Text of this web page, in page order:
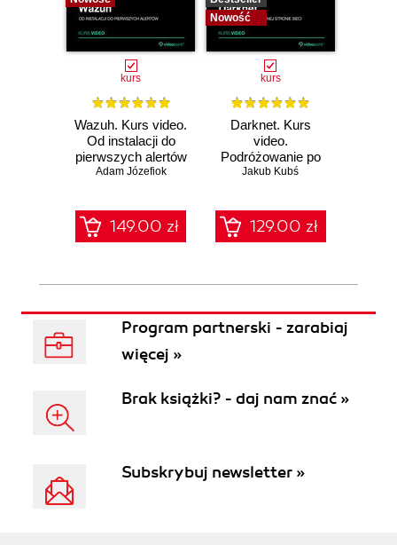
kurs
Wazuh. Kurs video.
Od instalacji do
pierwszych alertów
Adam Józefiok
149.00 zł
Nowość
kurs
Darknet. Kurs
video.
Podróżowanie po
ciemnej stronie
Jakub Kubś
129.00 zł
Program partnerski - zarabiaj
więcej »
Brak książki? - daj nam znać »
Subskrybuj newsletter »